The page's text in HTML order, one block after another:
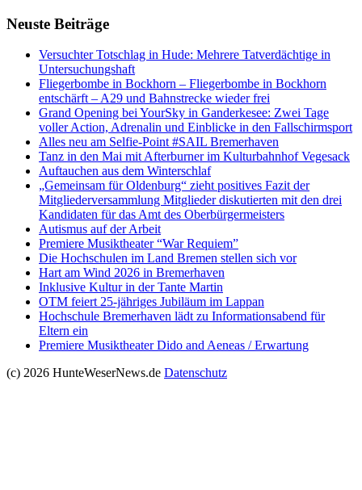
Neuste Beiträge
Versucht­er Totschlag in Hude: Mehrere Tatverdächtige in
Untersuchungshaft
Fliegerbombe in Bockhorn – Fliegerbombe in Bockhorn
entschärft – A29 und Bahnstrecke wieder frei
Grand Opening bei YourSky in Ganderkesee: Zwei Tage
voller Action, Adrenalin und Einblicke in den Fallschirmsport
Alles neu am Selfie-Point #SAIL Bremerhaven
Tanz in den Mai mit Afterburner im Kulturbahnhof Vegesack
Auftauchen aus dem Winterschlaf
„Gemeinsam für Oldenburg“ zieht positives Fazit der
Mitgliederversammlung Mitglieder diskutierten mit den drei
Kandidaten für das Amt des Oberbürgermeisters
Autismus auf der Arbeit
Premiere Musiktheater “War Requiem”
Die Hochschulen im Land Bremen stellen sich vor
Hart am Wind 2026 in Bremerhaven
Inklusive Kultur in der Tante Martin
OTM feiert 25-jähriges Jubiläum im Lappan
Hochschule Bremerhaven lädt zu Informationsabend für
Eltern ein
Premiere Musiktheater Dido and Aeneas / Erwartung
(c) 2026 HunteWeserNews.de Datenschutz